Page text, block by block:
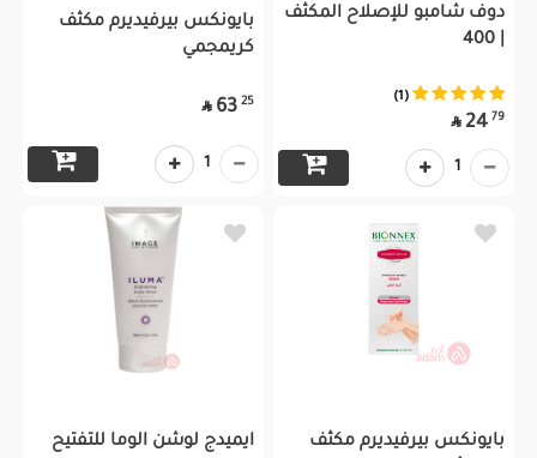
دوف شامبو للإصلاح المكثف
(1)
79
24

1
بايونكس بيرفيديرم مكثف
كريمجمي
25
63

1
بايونكس بيرفيديرم مكثف
ايميدج لوشن الوما للتفتيح